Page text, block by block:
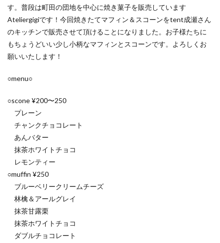
す。普段は町田の団地を中心に焼き菓子を販売しています
Ateliergigiです！今回焼きたてマフィン＆スコーンをtent成瀬さん
のキッチンで販売させて頂けることになりました。お子様たちに
もちょうどいい少し小柄なマフィンとスコーンです。よろしくお
願いいたします！
○menu○
○scone ¥200〜250
プレーン
チャンクチョコレート
あんバター
抹茶ホワイトチョコ
レモンティー
○muffin ¥250
ブルーベリークリームチーズ
林檎＆アールグレイ
抹茶甘露栗
抹茶ホワイトチョコ
ダブルチョコレート